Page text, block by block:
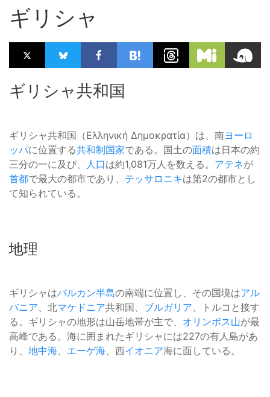
ギリシャ
ギリシャ共和国
ギリシャ共和国（Ελληνική Δημοκρατία）は、南ヨーロ
ッパに位置する共和制国家である。国土の面積は日本の約
三分の一に及び、 人口は約1,081万人を数える。 アテネが
首都で最大の都市であり、 テッサロニキは第2の都市とし
て知られている。
地理
ギリシャはバルカン半島の南端に位置し、その国境はアル
バニア、北マケドニア共和国、 ブルガリア、トルコと接す
る。ギリシャの地形は山岳地帯が主で、 オリンポス山が最
高峰である。海に囲まれたギリシャには227の有人島があ
り、 地中海、 エーゲ海、西イオニア海に面している。